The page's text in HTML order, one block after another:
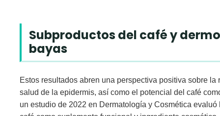
Subproductos del café y
bayas
Estos resultados abren una perspectiva positiva sobre
salud de la epidermis, así como el potencial del café
un estudio de 2022 en Dermatología y Cosmética evaluó